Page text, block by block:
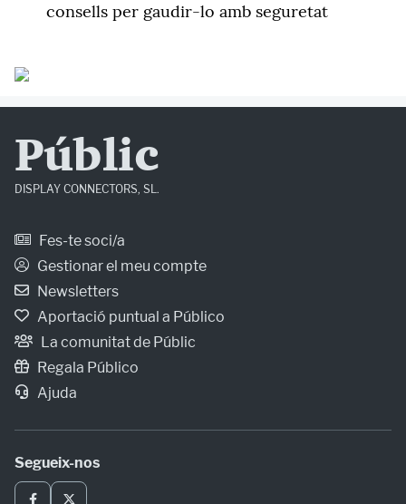
consells per gaudir-lo amb seguretat
Públic
DISPLAY CONNECTORS, SL.
Fes-te soci/a
Gestionar el meu compte
Newsletters
Aportació puntual a Público
La comunitat de Públic
Regala Público
Ajuda
Segueix-nos